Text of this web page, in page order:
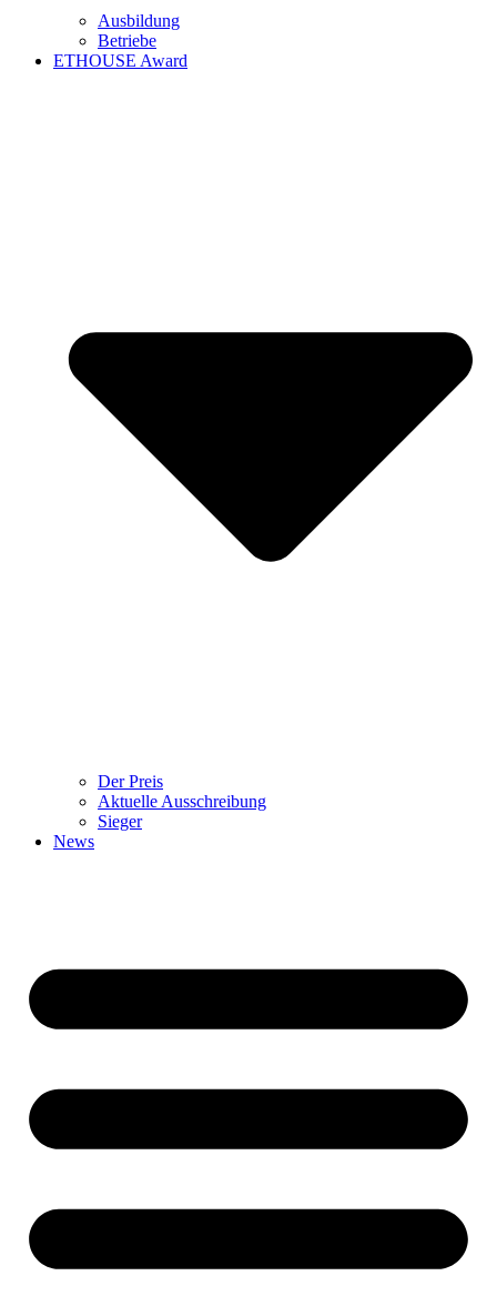
Ausbildung
Betriebe
ETHOUSE Award
Der Preis
Aktuelle Ausschreibung
Sieger
News